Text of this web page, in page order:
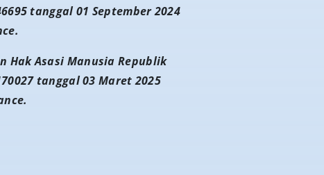
tanggal 01 September 2024
Hak Asasi Manusia Republik
tanggal 03 Maret 2025